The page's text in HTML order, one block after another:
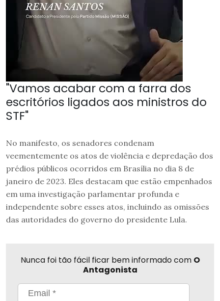
"Vamos acabar com a farra dos
escritórios ligados aos ministros do
STF"
No manifesto, os senadores condenam
veementemente os atos de violência e depredação dos
prédios públicos ocorridos em Brasília no dia 8 de
janeiro de 2023. Eles destacam que estão empenhados
em uma investigação parlamentar profunda e
independente sobre esses atos, incluindo as omissões
das autoridades do governo do presidente Lula.
Nunca foi tão fácil ficar bem informado com O
Antagonista